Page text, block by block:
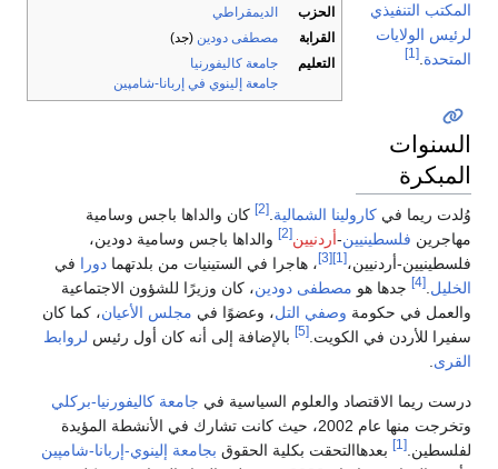
الحزب
الديمقراطي
القرابة
مصطفى دودين (جد)
التعليم
جامعة كاليفورنيا
جامعة إلينوي في إربانا-شامپين
المكتب التنفيذي
لرئيس الولايات
المتحدة [1]
السنوات
المبكرة
وُلدت ريما في كارولينا الشمالية.
[2]
كان والداها باجس وسامية
مهاجرين فلسطينيين-أردنيين[2]
والداها باجس وسامية دودين،
فلسطينيين-أردنيين،[1]
[3] ، هاجرا في الستينيات من بلدتهما دورا في
الخليل.
[4] جدها هو مصطفى دودين، كان وزيرًا للشؤون الاجتماعية
والعمل في حكومة وصفي التل، وعضوًا في مجلس الأعيان، كما كان
سفيرا للأردن في الكويت.[5] بالإضافة إلى أنه كان أول رئيس لروابط
القرى.
درست ريما الاقتصاد والعلوم السياسية في جامعة كاليفورنيا-بركلي
وتخرجت منها عام 2002، حيث كانت تشارك في الأنشطة المؤيدة
لفلسطين.[1] بعدهاالتحقت بكلية الحقوق بجامعة إلينوي-إربانا-شامپين